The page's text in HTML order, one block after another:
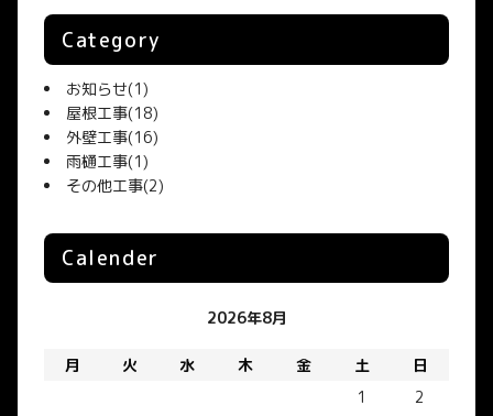
Category
お知らせ(1)
屋根工事(18)
外壁工事(16)
雨樋工事(1)
その他工事(2)
Calender
2026年8月
月 火 水 木 金 土
日
1
2